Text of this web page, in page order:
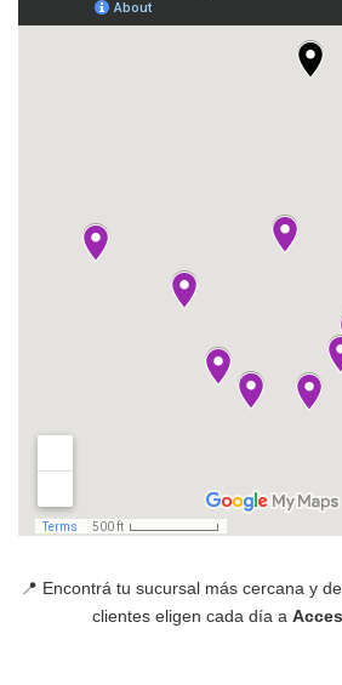
📍 Encontrá tu sucursal más cercana y
clientes eligen cada día a